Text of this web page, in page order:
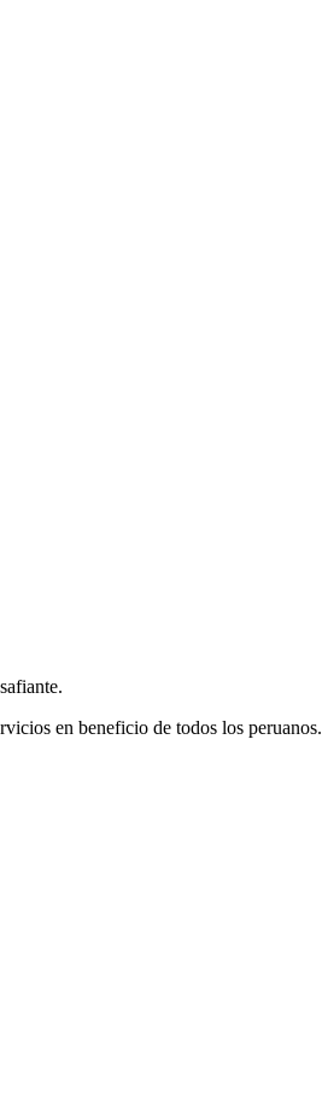
en beneficio de todos los peruanos.